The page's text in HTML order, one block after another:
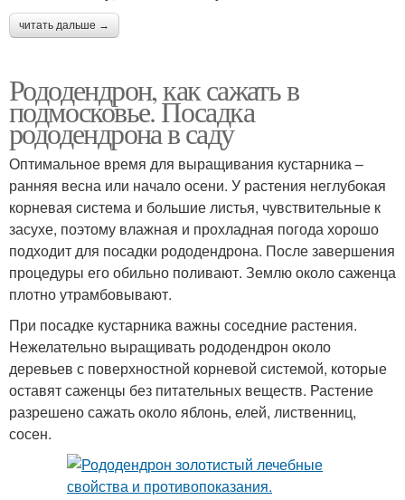
читать дальше →
Рододендрон, как сажать в
подмосковье. Посадка
рододендрона в саду
Оптимальное время для выращивания кустарника –
ранняя весна или начало осени. У растения неглубокая
корневая система и большие листья, чувствительные к
засухе, поэтому влажная и прохладная погода хорошо
подходит для посадки рододендрона. После завершения
процедуры его обильно поливают. Землю около саженца
плотно утрамбовывают.
При посадке кустарника важны соседние растения.
Нежелательно выращивать рододендрон около
деревьев с поверхностной корневой системой, которые
оставят саженцы без питательных веществ. Растение
разрешено сажать около яблонь, елей, лиственниц,
сосен.